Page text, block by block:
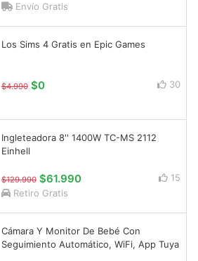
Envío Gratis
Los Sims 4 Gratis en Epic Games
$4.990 $0 30
Ingleteadora 8'' 1400W TC-MS 2112
Einhell
$129.990 $61.990
15
Retiro Gratis
Cámara Y Monitor De Bebé Con
Seguimiento Automático, WiFi, App Tuya